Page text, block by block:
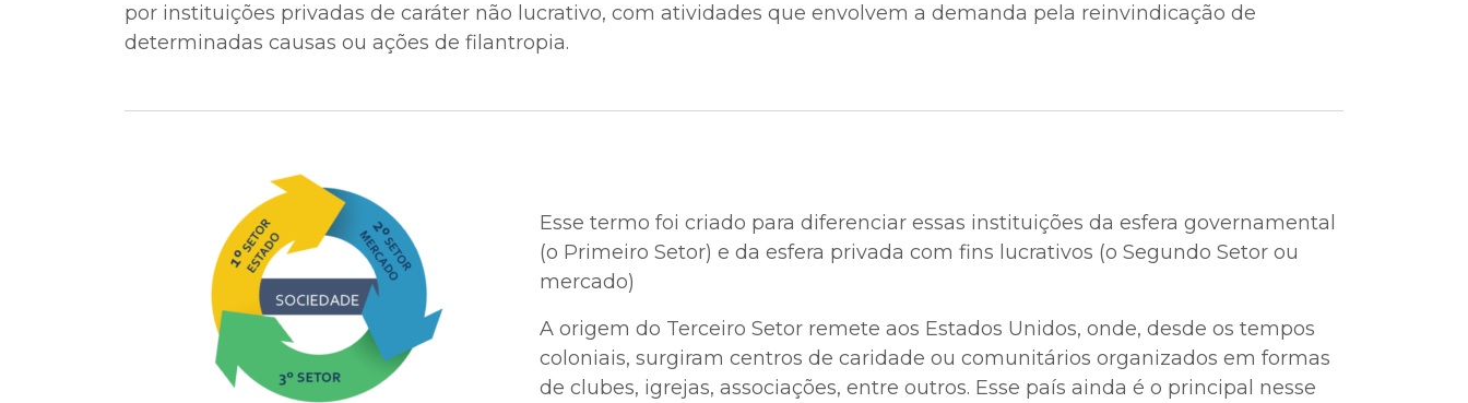
por instituições privadas de caráter não lucrativo, com atividades que envolvem a demanda pela reinvindicação de
determinadas causas ou ações de filantropia.
Esse termo foi criado para diferenciar essas instituições da esfera governamental
(o Primeiro Setor) e da esfera privada com fins lucrativos (o Segundo Setor ou
mercado)
A origem do Terceiro Setor remete aos Estados Unidos, onde, desde os tempos
coloniais, surgiram centros de caridade ou comunitários organizados em formas
de clubes, igrejas, associações, entre outros. Esse país ainda é o principal nesse